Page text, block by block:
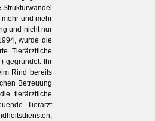
und mehr
und nicht nur
wurde die
Tierärztliche
gegründet. Ihr
Rind bereits
Betreuung
tierärztliche
Tierarzt